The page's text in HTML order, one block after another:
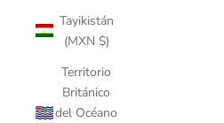
Tayikistán
(MXN $)
Territorio
Británico
del Océano